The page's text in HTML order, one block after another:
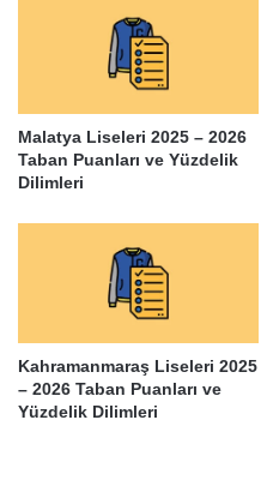
Malatya Liseleri 2025 – 2026
Taban Puanları ve Yüzdelik
Dilimleri
Kahramanmaraş Liseleri 2025
– 2026 Taban Puanları ve
Yüzdelik Dilimleri